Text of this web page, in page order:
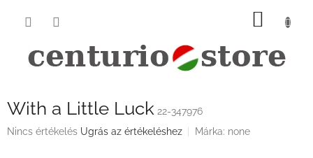
KOSÁR
With a Little Luck 22-347976
A
Nincs értékelés Ugrás az értékeléshez Márka: none